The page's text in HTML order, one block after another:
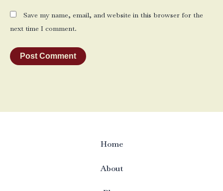
Save my name, email, and website in this browser for the
next time I comment.
Home
About